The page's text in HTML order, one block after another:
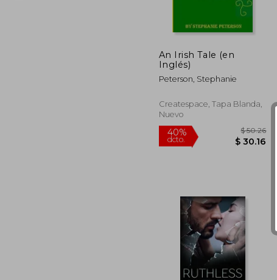
An Irish Tale (en
Inglés)
Peterson, Stephanie
Createspace, Tapa Blanda,
Nuevo